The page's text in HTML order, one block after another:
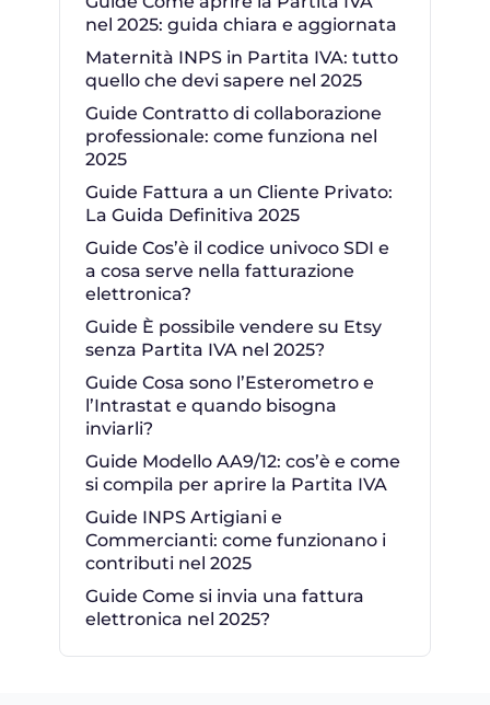
nel 2025: guida chiara e aggiornata
Maternità INPS in Partita IVA: tutto
quello che devi sapere nel 2025
Guide Contratto di collaborazione
professionale: come funziona nel
2025
Guide Fattura a un Cliente Privato:
La Guida Definitiva 2025
Guide Cos’è il codice univoco SDI e
a cosa serve nella fatturazione
elettronica?
Guide È possibile vendere su Etsy
senza Partita IVA nel 2025?
Guide Cosa sono l’Esterometro e
l’Intrastat e quando bisogna
inviarli?
Guide Modello AA9/12: cos’è e come
si compila per aprire la Partita IVA
Guide INPS Artigiani e
Commercianti: come funzionano i
contributi nel 2025
Guide Come si invia una fattura
elettronica nel 2025?